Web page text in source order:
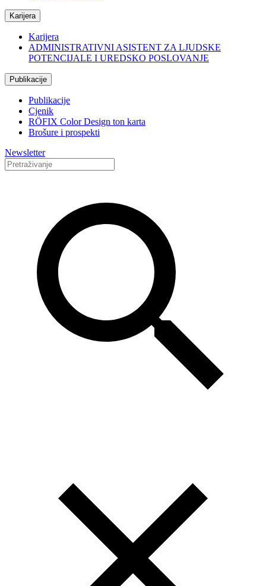
Karijera
Karijera
ADMINISTRATIVNI ASISTENT ZA LJUDSKE
POTENCIJALE I UREDSKO POSLOVANJE
Publikacije
Publikacije
Cjenik
RÖFIX Color Design ton karta
Brošure i prospekti
Newsletter